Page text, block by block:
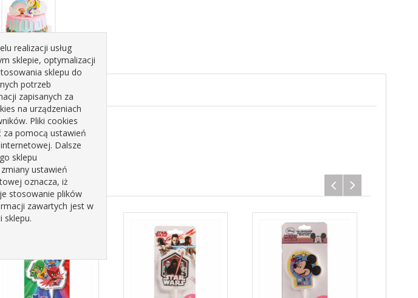
ROSE DECOR
realizacji usług
sklepie, optymalizacji
sklepu do
potrzeb
zapisanych za
na urządzeniach
Pliki cookies
pomocą ustawień
Dalsze
sklepu
ustawień
oznacza, iż
stosowanie plików
zawartych jest w
sklepu.